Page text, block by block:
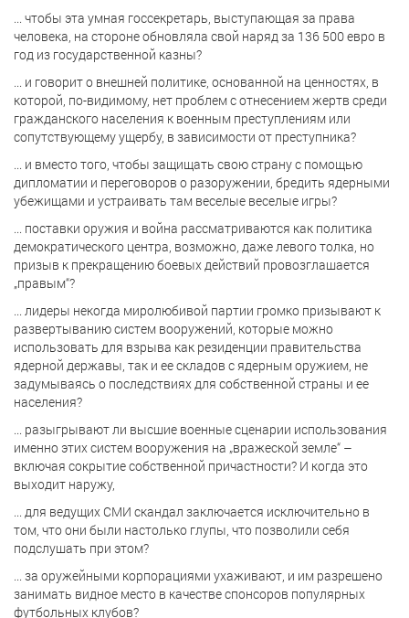
... чтобы эта умная госсекретарь, выступающая за права
человека, на стороне обновляла свой наряд за 136 500 евро в
год из государственной казны?
... и говорит о внешней политике, основанной на ценностях, в
которой, по-видимому, нет проблем с отнесением жертв среди
гражданского населения к военным преступлениям или
сопутствующему ущербу, в зависимости от преступника?
... и вместо того, чтобы защищать свою страну с помощью
дипломатии и переговоров о разоружении, бредить ядерными
убежищами и устраивать там веселые веселые игры?
... поставки оружия и война рассматриваются как политика
демократического центра, возможно, даже левого толка, но
призыв к прекращению боевых действий провозглашается
„правым“?
... лидеры некогда миролюбивой партии громко призывают к
развертыванию систем вооружений, которые можно
использовать для взрыва как резиденции правительства
ядерной державы, так и ее складов с ядерным оружием, не
задумываясь о последствиях для собственной страны и ее
населения?
... разыгрывают ли высшие военные сценарии использования
именно этих систем вооружения на „вражеской земле“ –
включая сокрытие собственной причастности? И когда это
выходит наружу,
... для ведущих СМИ скандал заключается исключительно в
том, что они были настолько глупы, что позволили себя
подслушать при этом?
... за оружейными корпорациями ухаживают, и им разрешено
занимать видное место в качестве спонсоров популярных
футбольных клубов?